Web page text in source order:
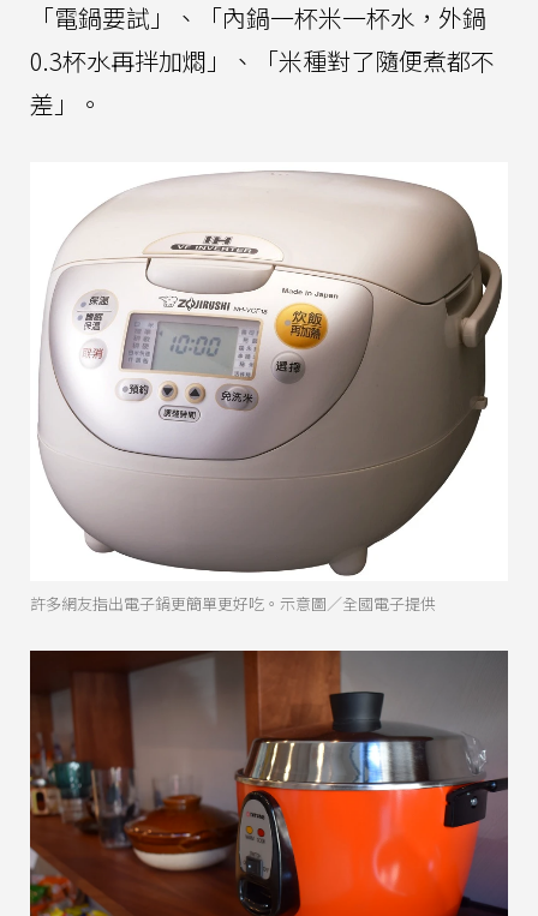
「電鍋要試」、「內鍋一杯米一杯水，外鍋
0.3杯水再拌加燜」、「米種對了隨便煮都不
差」。
許多網友指出電子鍋更簡單更好吃。示意圖／全國電子提供